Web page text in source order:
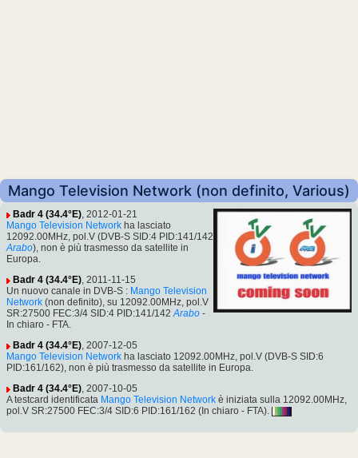
Mango Television Network (non definito, Various)
Badr 4 (34.4°E), 2012-01-21
Mango Television Network ha lasciato
12092.00MHz, pol.V (DVB-S SID:4 PID:141/142
Arabo), non è più trasmesso da satellite in
Europa.
Badr 4 (34.4°E), 2011-11-15
Un nuovo canale in DVB-S : Mango Television
Network (non definito), su 12092.00MHz, pol.V
SR:27500 FEC:3/4 SID:4 PID:141/142 Arabo -
In chiaro - FTA.
Badr 4 (34.4°E), 2007-12-05
Mango Television Network ha lasciato 12092.00MHz, pol.V (DVB-S SID:6
PID:161/162), non è più trasmesso da satellite in Europa.
Badr 4 (34.4°E), 2007-10-05
A testcard identificata Mango Television Network è iniziata sulla 12092.00MHz,
pol.V SR:27500 FEC:3/4 SID:6 PID:161/162 (In chiaro - FTA).